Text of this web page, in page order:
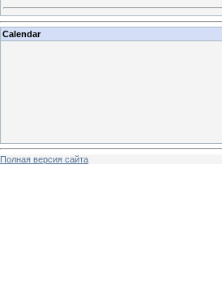
Calendar
Полная версия сайта